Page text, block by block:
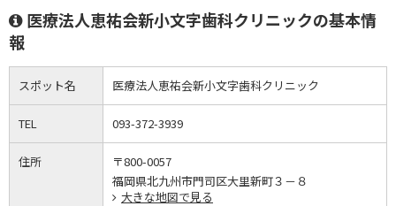
医療法人恵祐会新小文字歯科クリニックの基本情
報
スポット名 医療法人恵祐会新小文字歯科クリニック
TEL 093-372-3939
住所
〒800-0057
福岡県北九州市門司区大里新町３－８
大きな地図で見る